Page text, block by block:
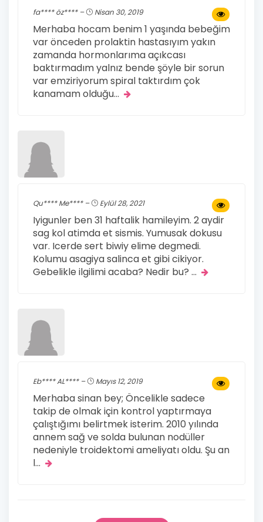
fa**** öz**** – Nisan 30, 2019
Merhaba hocam benim 1 yaşında bebeğim
var önceden prolaktin hastasıyım yakın
zamanda hormonlarıma açıkcası
baktırmadım yalnız bende şöyle bir sorun
var emziriyorum spiral taktırdım çok
kanamam olduğu...
Qu**** Me**** – Eylül 28, 2021
Iyigunler ben 31 haftalik hamileyim. 2 aydir
sag kol atimda et sismis. Yumusak dokusu
var. Icerde sert biwiy elime degmedi.
Kolumu asagiya salinca et gibi cikiyor.
Gebelikle ilgilimi acaba? Nedir bu? ...
Eb**** AL**** – Mayıs 12, 2019
Merhaba sinan bey; Öncelikle sadece
takip de olmak için kontrol yaptırmaya
çalıştığımı belirtmek isterim. 2010 yılında
annem sağ ve solda bulunan nodüller
nedeniyle troidektomi ameliyatı oldu. Şu an
l...